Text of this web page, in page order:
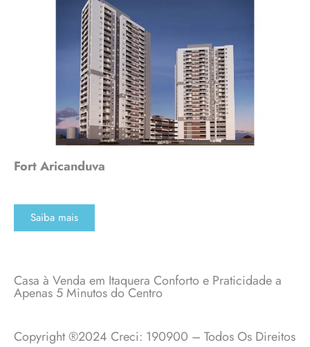
Fort Aricanduva
Saiba mais
Casa à Venda em Itaquera Conforto e Praticidade a
Apenas 5 Minutos do Centro
Copyright ®2024 Creci: 190900 – Todos Os Direitos